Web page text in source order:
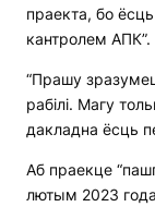
праекта, бо
кантролем АПК”.
“Прашу
рабілі. Магу
дакладна ёсць
Аб праекце
лютым 2023